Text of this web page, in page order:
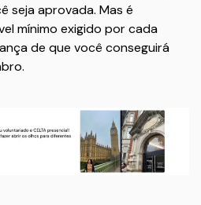
seja aprovada. Mas é
mínimo exigido por cada
de que você conseguirá